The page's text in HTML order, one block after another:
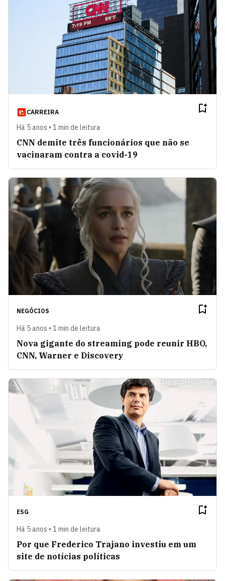
CARREIRA
Há 5 anos • 1 min de leitura
CNN demite três funcionários que não se
vacinaram contra a covid-19
NEGÓCIOS
Há 5 anos • 1 min de leitura
Nova gigante do streaming pode reunir HBO,
CNN, Warner e Discovery
ESG
Há 5 anos • 1 min de leitura
Por que Frederico Trajano investiu em um
site de notícias políticas